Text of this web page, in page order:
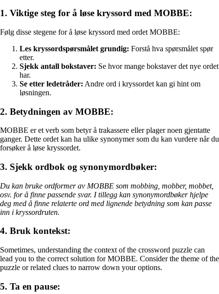
1. Viktige steg for å løse kryssord med MOBBE:
Følg disse stegene for å løse kryssord med ordet MOBBE:
Les kryssordspørsmålet grundig: Forstå hva spørsmålet spør
etter.
Sjekk antall bokstaver: Se hvor mange bokstaver det nye ordet
har.
Se etter ledetråder: Andre ord i kryssordet kan gi hint om
løsningen.
2. Betydningen av MOBBE:
MOBBE er et verb som betyr å trakassere eller plager noen gjentatte
ganger. Dette ordet kan ha ulike synonymer som du kan vurdere når du
forsøker å løse kryssordet.
3. Sjekk ordbok og synonymordbøker:
Du kan bruke ordformer av MOBBE som mobbing, mobber, mobbet,
osv. for å finne passende svar. I tillegg kan synonymordbøker hjelpe
deg med å finne relaterte ord med lignende betydning som kan passe
inn i kryssordruten.
4. Bruk kontekst:
Sometimes, understanding the context of the crossword puzzle can
lead you to the correct solution for MOBBE. Consider the theme of the
puzzle or related clues to narrow down your options.
5. Ta en pause: